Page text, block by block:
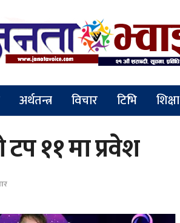
अर्थतन्त्र विचार टिभि शिक्षा
११ मा प्रवेश